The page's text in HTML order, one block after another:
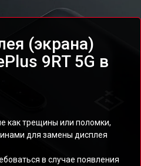
(экрана)
9RT 5G в
как трещины или поломки,
для замены дисплея
в случае появления